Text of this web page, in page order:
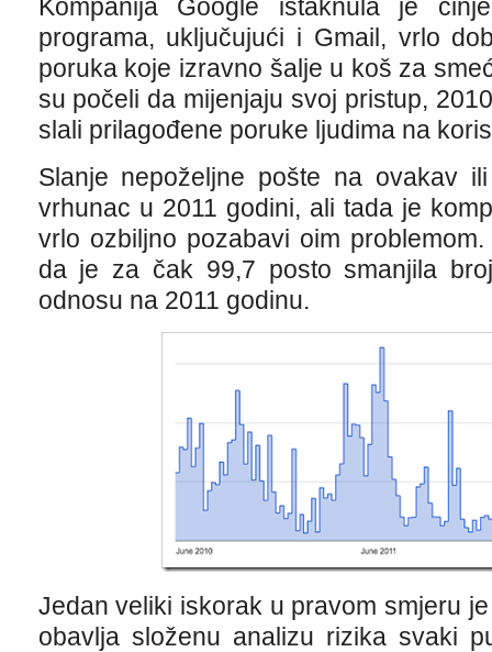
Kompanija Google istaknula je
programa, uključujući i Gmail, vrlo
poruka koje izravno šalje u koš za
su počeli da mijenjaju svoj ​​pristup,
slali prilagođene poruke ljudima na
Slanje nepoželjne pošte na ovakav
vrhunac u 2011 godini, ali tada je
vrlo ozbiljno pozabavi oim
da je za čak 99,7 posto smanjila
odnosu na 2011 godinu.
Jedan veliki iskorak u pravom smjeru
obavlja složenu analizu rizika svaki